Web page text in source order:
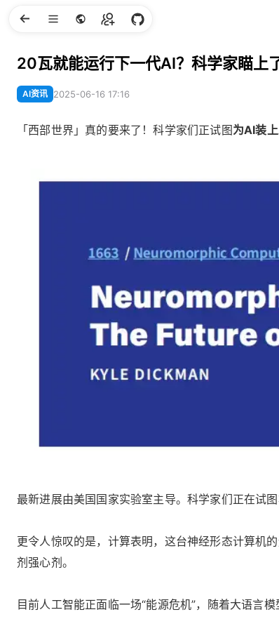
20瓦就能运行下一代AI？科学家瞄上
AI资讯 2025-06-16 17:16
「西部世界」真的要来了！科学家们正试图为AI装
最新进展由美国国家实验室主导。科学家们正在试
更令人惊叹的是，计算表明，这台神经形态计算机
剂强心剂。
目前人工智能正面临一场“能源危机”，随着大语言